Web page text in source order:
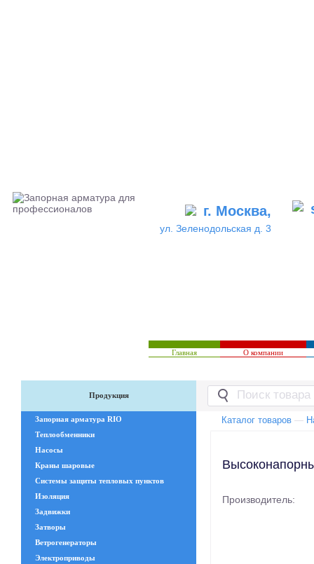
г. Москва,
ул. Зеленодольская д. 3
Главная О компании
Продукция
Запорная арматура RIO
Теплообменники
Насосы
Краны шаровые
Системы защиты тепловых пунктов
Изоляция
Задвижки
Затворы
Ветрогенераторы
Электроприводы
Каталог товаров —
Производитель: